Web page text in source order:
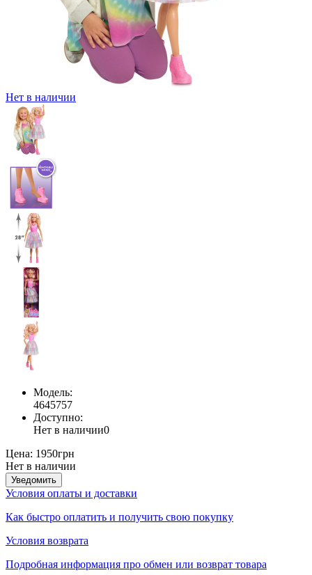
Нет в наличии
Модель:
4645757
Доступно:
Нет в наличии0
Цена: 1950грн
Нет в наличии
Уведомить
Условия оплаты и доставки
Как быстро оплатить и получить свою покупку
Условия возврата
Подробная информация про обмен или возврат товара